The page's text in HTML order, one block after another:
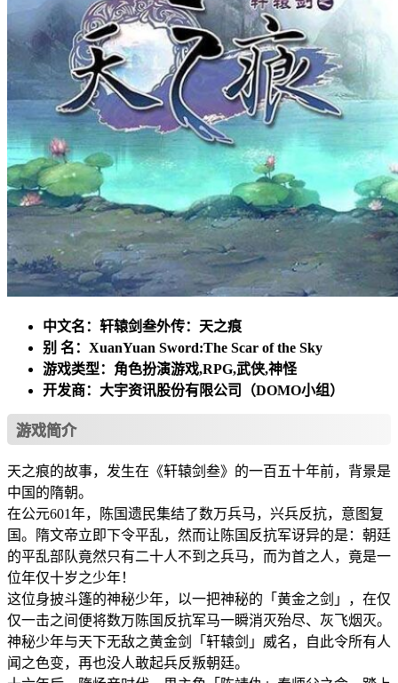
中文名：轩辕剑叁外传：天之痕
别 名：XuanYuan Sword:The Scar of the Sky
游戏类型：角色扮演游戏,RPG,武侠,神怪
开发商：大宇资讯股份有限公司（DOMO小组）
游戏简介
天之痕的故事，发生在《轩辕剑叁》的一百五十年前，背景是
中国的隋朝。
在公元601年，陈国遗民集结了数万兵马，兴兵反抗，意图复
国。隋文帝立即下令平乱，然而让陈国反抗军讶异的是：朝廷
的平乱部队竟然只有二十人不到之兵马，而为首之人，竟是一
位年仅十岁之少年！
这位身披斗篷的神秘少年，以一把神秘的「黄金之剑」，在仅
仅一击之间便将数万陈国反抗军马一瞬消灭殆尽、灰飞烟灭。
神秘少年与天下无敌之黄金剑「轩辕剑」威名，自此令所有人
闻之色变，再也没人敢起兵反叛朝廷。